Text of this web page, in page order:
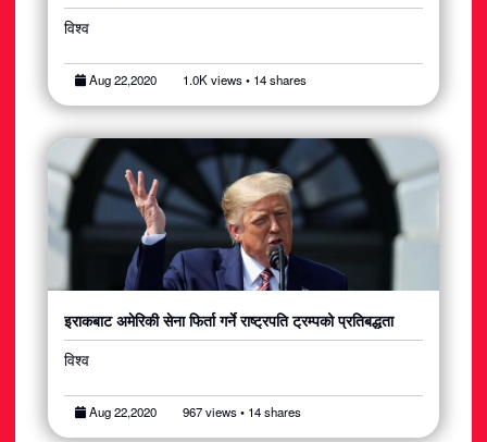
विश्व
Aug 22,2020 1.0K views • 14 shares
इराकबाट अमेरिकी सेना फिर्ता गर्ने राष्ट्रपति ट्रम्पको प्रतिबद्धता
विश्व
Aug 22,2020 967 views • 14 shares